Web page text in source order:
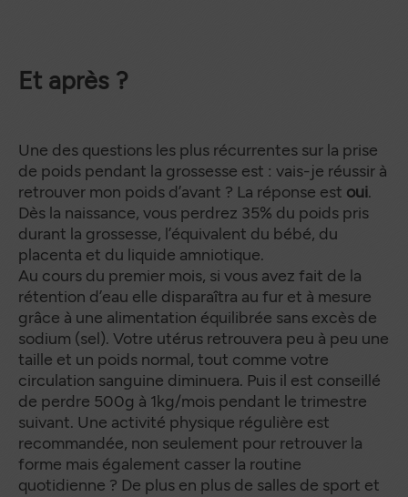
Et après ?
Une des questions les plus récurrentes sur la prise
de poids pendant la grossesse est : vais-je réussir à
retrouver mon poids d’avant ? La réponse est oui.
Dès la naissance, vous perdrez 35% du poids pris
durant la grossesse, l’équivalent du bébé, du
placenta et du liquide amniotique.
Au cours du premier mois, si vous avez fait de la
rétention d’eau elle disparaîtra au fur et à mesure
grâce à une alimentation équilibrée sans excès de
sodium (sel). Votre utérus retrouvera peu à peu une
taille et un poids normal, tout comme votre
circulation sanguine diminuera. Puis il est conseillé
de perdre 500g à 1kg/mois pendant le trimestre
suivant. Une activité physique régulière est
recommandée, non seulement pour retrouver la
forme mais également casser la routine
quotidienne ? De plus en plus de salles de sport et